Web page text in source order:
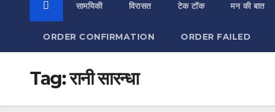
सामयिकी विरासत टेक टॉक मन की बात
ORDER CONFIRMATION ORDER FAILED
Tag:रानी सारन्धा